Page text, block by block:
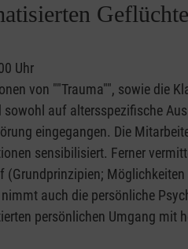
Uhr
von ""Trauma"", sowie die
auf altersspezifische
eingegangen. Die
sensibilisiert. Ferner
Möglichkeiten wirksam
auch die persönliche
persönlichen Umgang mit